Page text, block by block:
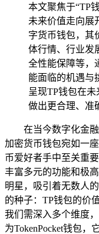
本文聚焦于“TP
未来价值走向展
字货币钱包，其
体行情、行业发
全性能保障等，
能面临的机遇与
呈现TP钱包在未
做出更合理、准
在当今数字化金
加密货币钱包宛如一
币爱好者手中至关重
丰富多元的功能和极
明星，吸引着无数人
的种子：TP钱包的价
我们需深入多个维度
为TokenPocket钱包